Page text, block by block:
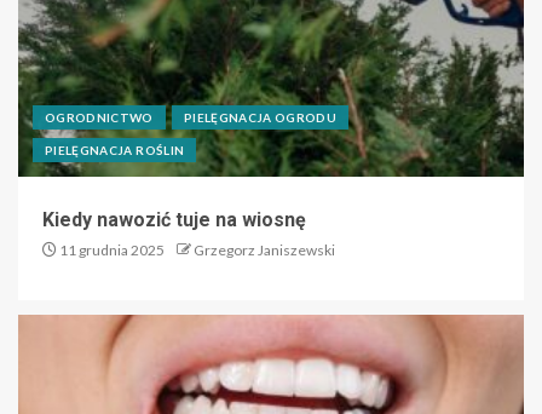
OGRODNICTWO PIELĘGNACJA OGRODU
PIELĘGNACJA ROŚLIN
Kiedy nawozić tuje na wiosnę
11 grudnia 2025 Grzegorz Janiszewski